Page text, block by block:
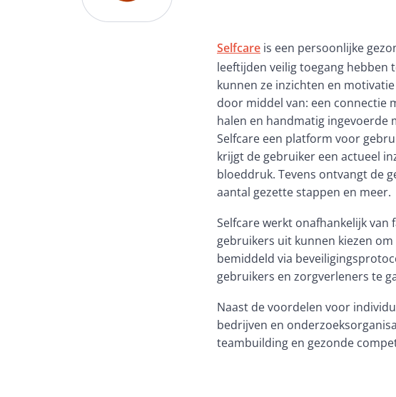
Selfcare is een persoonlijke
leeftijden veilig toegang hebben
kunnen ze inzichten en
door middel van: een connectie
halen en handmatig ingevoerde
Selfcare een platform voor
krijgt de gebruiker een actueel
bloeddruk. Tevens ontvangt de
aantal gezette stappen en meer.
Selfcare werkt onafhankelijk
gebruikers uit kunnen kiezen
bemiddeld via
gebruikers en zorgverleners te
Naast de voordelen voor
bedrijven en
teambuilding en gezonde